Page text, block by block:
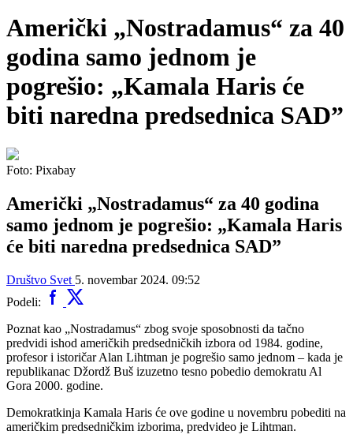
Američki „Nostradamus“ za 40
godina samo jednom je
pogrešio: „Kamala Haris će
biti naredna predsednica SAD”
Foto: Pixabay
Američki „Nostradamus“ za 40 godina
samo jednom je pogrešio: „Kamala Haris
će biti naredna predsednica SAD”
Društvo Svet 5. novembar 2024. 09:52
Podeli:
Poznat kao „Nostradamus“ zbog svoje sposobnosti da tačno
predvidi ishod američkih predsedničkih izbora od 1984. godine,
profesor i istoričar Alan Lihtman je pogrešio samo jednom – kada je
republikanac Džordž Buš izuzetno tesno pobedio demokratu Al
Gora 2000. godine.
Demokratkinja Kamala Haris će ove godine u novembru pobediti na
američkim predsedničkim izborima, predvideo je Lihtman.